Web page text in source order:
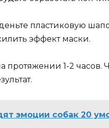
пластиковую
эффект маски.
протяжении 1-2
эмоции собак 20